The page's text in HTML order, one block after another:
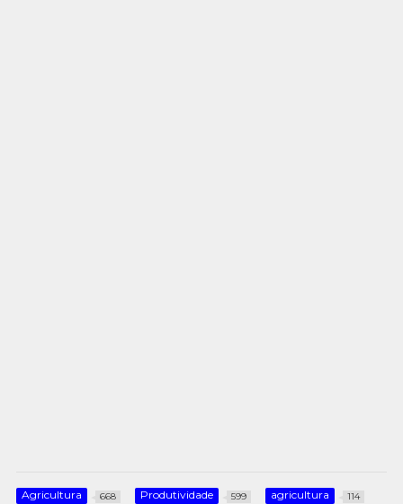
Agricultura 668 Produtividade 599 agricultura 114